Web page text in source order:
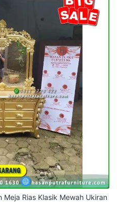
Meja Rias Klasik Mewah Ukiran